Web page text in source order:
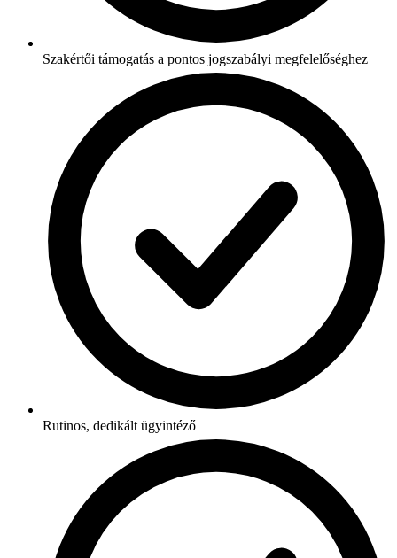
Szakértői támogatás a pontos jogszabályi megfelelőséghez
Rutinos, dedikált ügyintéző